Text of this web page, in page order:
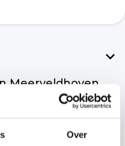
Over
Meerveldhoven
CityCentrum